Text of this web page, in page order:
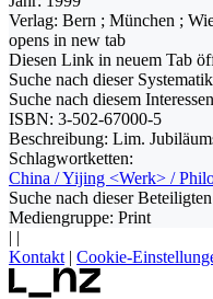
Verlag: Bern ; München ;
opens in new tab
Diesen Link in neuem Tab
Suche nach dieser Systematik
Suche nach diesem
ISBN: 3-502-67000-5
Beschreibung: Lim.
Schlagwortketten:
China / Yijing <Werk> /
Suche nach dieser
Mediengruppe: Print
| |
Kontakt | Cookie-